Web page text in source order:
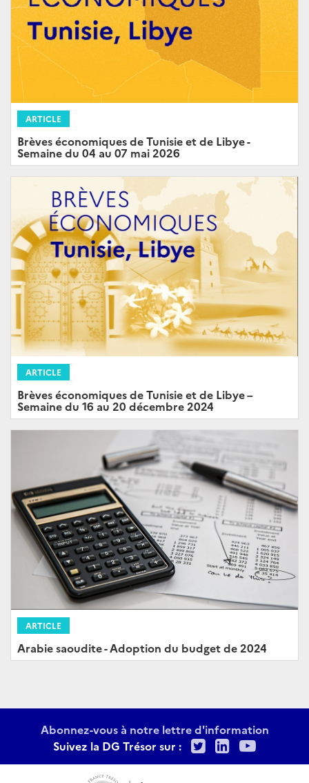
ARTICLE
Brèves économiques de Tunisie et de Libye -
Semaine du 04 au 07 mai 2026
ARTICLE
Brèves économiques de Tunisie et de Libye –
Semaine du 16 au 20 décembre 2024
ARTICLE
Arabie saoudite - Adoption du budget de 2024
Abonnez-vous à notre lettre d'information
Suivez la DG Trésor sur :
TwitterLinkedIn